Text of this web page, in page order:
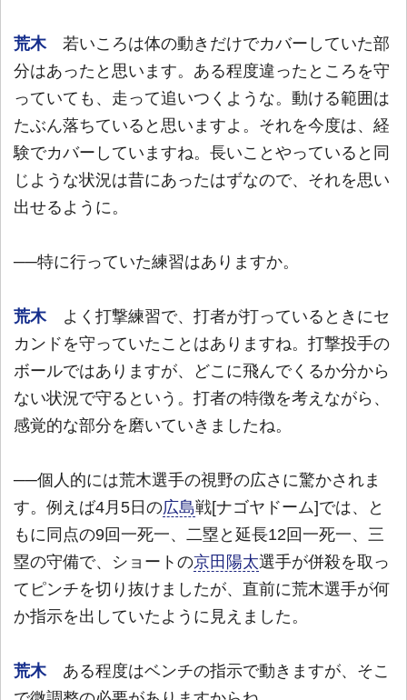
荒木 若いころは体の動きだけでカバーしていた部
分はあったと思います。ある程度違ったところを守
っていても、走って追いつくような。動ける範囲は
たぶん落ちていると思いますよ。それを今度は、経
験でカバーしていますね。長いことやっていると同
じような状況は昔にあったはずなので、それを思い
出せるように。
──特に行っていた練習はありますか。
荒木 よく打撃練習で、打者が打っているときにセ
カンドを守っていたことはありますね。打撃投手の
ボールではありますが、どこに飛んでくるか分から
ない状況で守るという。打者の特徴を考えながら、
感覚的な部分を磨いていきましたね。
──個人的には荒木選手の視野の広さに驚かされま
す。例えば4月5日の広島戦[ナゴヤドーム]では、と
もに同点の9回一死一、二塁と延長12回一死一、三
塁の守備で、ショートの京田陽太選手が併殺を取っ
てピンチを切り抜けましたが、直前に荒木選手が何
か指示を出していたように見えました。
荒木 ある程度はベンチの指示で動きますが、そこ